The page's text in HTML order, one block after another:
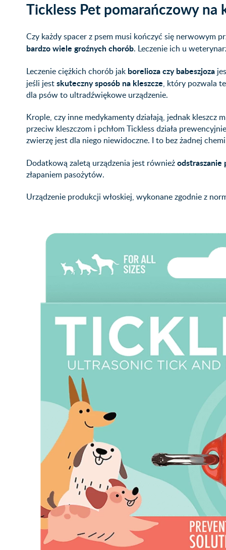
Tickless Pet pomarańczowy na
Czy każdy spacer z psem musi kończyć się nerwowym
bardzo wiele groźnych chorób. Leczenie ich u
Leczenie ciężkich chorób jak borelioza czy babeszjoza
jeśli jestskuteczny sposób na kleszcze, który pozwala
dla psów to ultradźwiękowe urządzenie.
Krople, czy inne medykamenty działają, jednak kleszcz
przeciw kleszczom i pchłom Tickless działa
zwierzę jest dla niego niewidoczne. I to bez żadnej
Dodatkową zaletą urządzenia jest równieżodstraszanie
złapaniem pasożytów.
Urządzenie produkcji włoskiej, wykonane zgodnie z